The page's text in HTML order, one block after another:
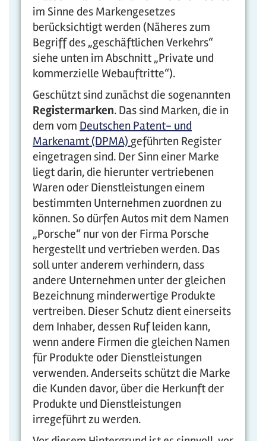
im Sinne des Markengesetzes
berücksichtigt werden (Näheres zum
Begriff des „geschäftlichen Verkehrs“
siehe unten im Abschnitt „Private und
kommerzielle Webauftritte“).
Geschützt sind zunächst die sogenannten
Registermarken. Das sind Marken, die in
dem vom Deutschen Patent- und
Markenamt (DPMA) geführten Register
eingetragen sind. Der Sinn einer Marke
liegt darin, die hierunter vertriebenen
Waren oder Dienstleistungen einem
bestimmten Unternehmen zuordnen zu
können. So dürfen Autos mit dem Namen
„Porsche“ nur von der Firma Porsche
hergestellt und vertrieben werden. Das
soll unter anderem verhindern, dass
andere Unternehmen unter der gleichen
Bezeichnung minderwertige Produkte
vertreiben. Dieser Schutz dient einerseits
dem Inhaber, dessen Ruf leiden kann,
wenn andere Firmen die gleichen Namen
für Produkte oder Dienstleistungen
verwenden. Anderseits schützt die Marke
die Kunden davor, über die Herkunft der
Produkte und Dienstleistungen
irregeführt zu werden.